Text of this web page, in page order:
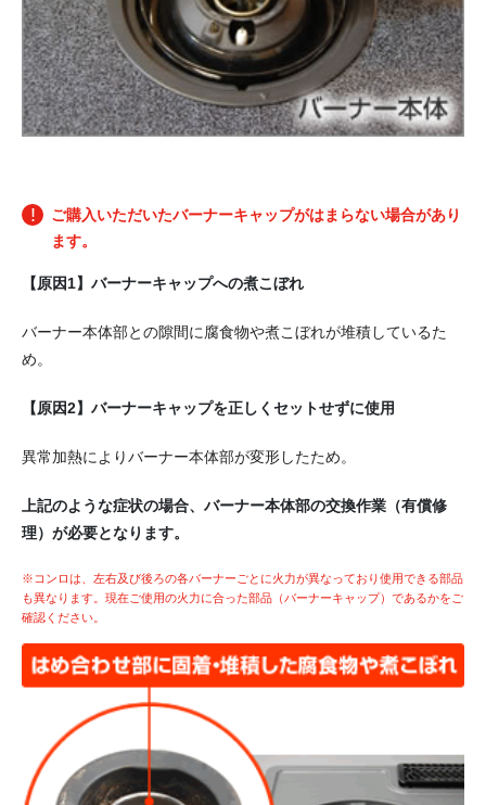
ご購入いただいたバーナーキャップがはまらない場合があり
ます。
【原因1】バーナーキャップへの煮こぼれ
バーナー本体部との隙間に腐食物や煮こぼれが堆積しているた
め。
【原因2】バーナーキャップを正しくセットせずに使用
異常加熱によりバーナー本体部が変形したため。
上記のような症状の場合、バーナー本体部の交換作業（有償修
理）が必要となります。
※コンロは、左右及び後ろの各バーナーごとに火力が異なっており使用できる部品
も異なります。現在ご使用の火力に合った部品（バーナーキャップ）であるかをご
確認ください。